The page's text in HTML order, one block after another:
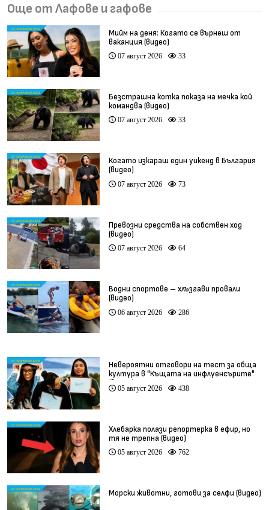
Още от Лафове и гафове
Мийм на деня: Когато се върнеш от
ваканция (видео)
07 август 2026 33
Безстрашна котка показа на мечка кой
командва (видео)
07 август 2026 33
Когато изкараш един уикенд в България
(видео)
07 август 2026 73
Превозни средства на собствен ход
(видео)
07 август 2026 64
Водни спортове – хлъзгави провали
(видео)
06 август 2026 286
Невероятни отговори на тест за обща
култура в "Къщата на инфлуенсърите"
(видео)
05 август 2026 438
Хлебарка полази репортерка в ефир, но
тя не трепна (видео)
05 август 2026 762
Морски животни, готови за селфи (видео)